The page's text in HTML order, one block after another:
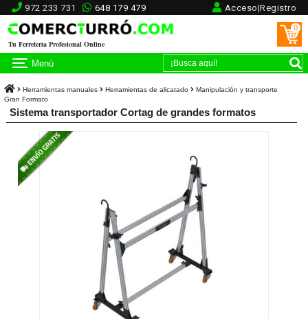
972 233 731 648 179 479 Acceso|Registro
Tu Ferretería Profesional Online
0
Menú
Herramientas manuales Herramientas de alicatado
Manipulación y transporte
Gran Formato
Sistema transportador Cortag de grandes formatos